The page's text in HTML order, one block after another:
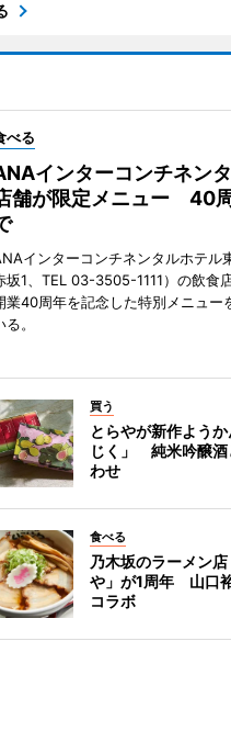
べる
インターコンチネン
舗が限定メニュー 40
インターコンチネンタルホテル
坂1、TEL 03-3505-1111）の飲食店
業40周年を記念した特別メニュー
る。
買う
とらやが新作よう
じく」 純米吟醸酒
わせ
食べる
乃木坂のラーメン
や」が1周年 山口
コラボ